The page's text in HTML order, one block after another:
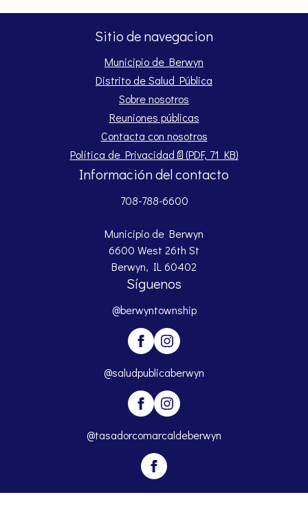
Sitio de navegacion
Municipio de Berwyn
Distrito de Salud Pública
Sobre nosotros
Reuniones públicas
Contacta con nosotros
Política de Privacidad 📄(PDF, 71 KB)
Opens PDF document.
Información del contacto
708-788-6600
Municipio de Berwyn
6600 West 26th St
Berwyn, IL 60402
Síguenos
@berwyntownship
@saludpublicaberwyn
@tasadorcomarcaldeberwyn